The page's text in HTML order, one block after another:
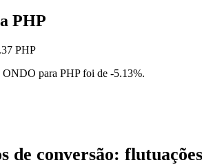
PHP
PHP
ONDO para PHP foi de -5.13%.
de conversão: